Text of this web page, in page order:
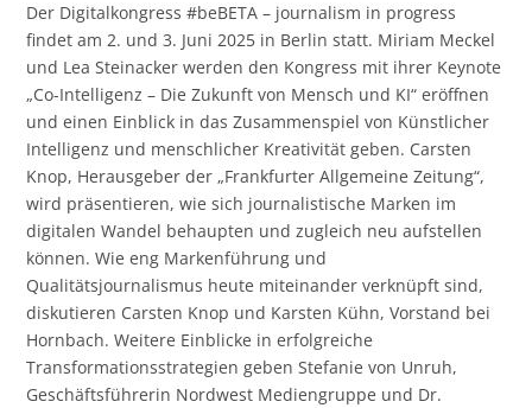
Der Digitalkongress #beBETA – journalism in progress
findet am 2. und 3. Juni 2025 in Berlin statt. Miriam Meckel
und Lea Steinacker werden den Kongress mit ihrer Keynote
„Co-Intelligenz – Die Zukunft von Mensch und KI“ eröffnen
und einen Einblick in das Zusammenspiel von Künstlicher
Intelligenz und menschlicher Kreativität geben. Carsten
Knop, Herausgeber der „Frankfurter Allgemeine Zeitung“,
wird präsentieren, wie sich journalistische Marken im
digitalen Wandel behaupten und zugleich neu aufstellen
können. Wie eng Markenführung und
Qualitätsjournalismus heute miteinander verknüpft sind,
diskutieren Carsten Knop und Karsten Kühn, Vorstand bei
Hornbach. Weitere Einblicke in erfolgreiche
Transformationsstrategien geben Stefanie von Unruh,
Geschäftsführerin Nordwest Mediengruppe und Dr.